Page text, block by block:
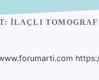
İLAÇLI